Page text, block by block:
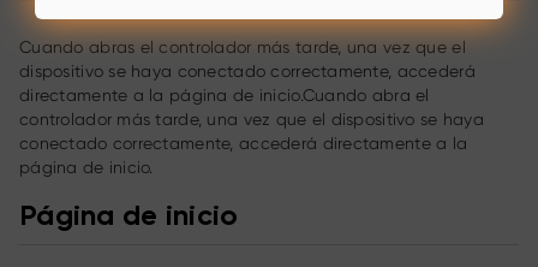
Cuando abras el controlador más tarde, una vez que el
dispositivo se haya conectado correctamente, accederá
directamente a la página de inicio.Cuando abra el
controlador más tarde, una vez que el dispositivo se haya
conectado correctamente, accederá directamente a la
página de inicio.
Página de inicio